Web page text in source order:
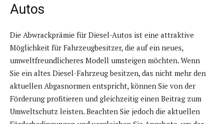
Autos
Die Abwrackprämie für Diesel-Autos ist eine attraktive
Möglichkeit für Fahrzeugbesitzer, die auf ein neues,
umweltfreundlicheres Modell umsteigen möchten. Wenn
Sie ein altes Diesel-Fahrzeug besitzen, das nicht mehr den
aktuellen Abgasnormen entspricht, können Sie von der
Förderung profitieren und gleichzeitig einen Beitrag zum
Umweltschutz leisten. Beachten Sie jedoch die aktuellen